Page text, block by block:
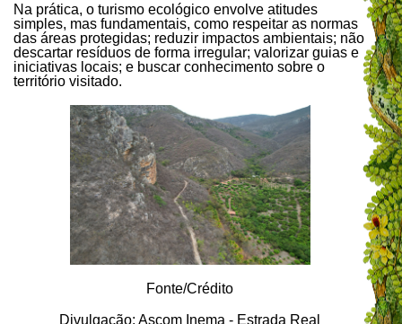
Na prática, o turismo ecológico envolve atitudes
simples, mas fundamentais, como respeitar as normas
das áreas protegidas; reduzir impactos ambientais; não
descartar resíduos de forma irregular; valorizar guias e
iniciativas locais; e buscar conhecimento sobre o
território visitado.
Fonte/Crédito
Divulgação: Ascom Inema - Estrada Real